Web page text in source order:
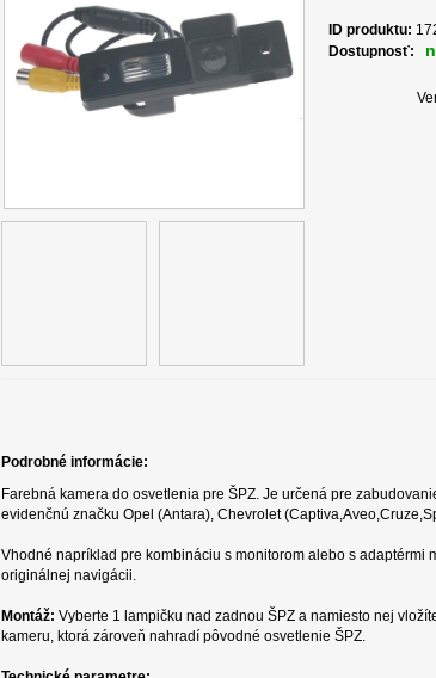
ID produktu:
Dostupnosť:
Podrobné informácie:
Farebná kamera do osvetlenia pre ŠPZ. Je určená pre
evidenčnú značku Opel (Antara), Chevrolet
Vhodné napríklad pre kombináciu s monitorom alebo s adaptérmi
originálnej navigácii.
Montáž: Vyberte 1 lampičku nad zadnou ŠPZ a namiesto nej
kameru, ktorá zároveň nahradí pôvodné osvetlenie ŠPZ.